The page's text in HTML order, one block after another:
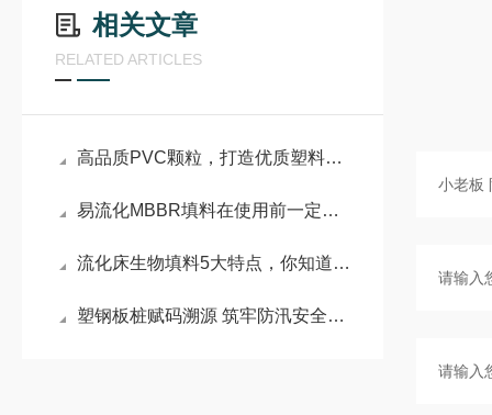
相关文章
RELATED ARTICLES
高品质PVC颗粒，打造优质塑料制品的核心基石
易流化MBBR填料在使用前一定要先来了解下这些
流化床生物填料5大特点，你知道几点？
塑钢板桩赋码溯源 筑牢防汛安全屏障——小老板特种塑业携手中水润科书写品质新篇章